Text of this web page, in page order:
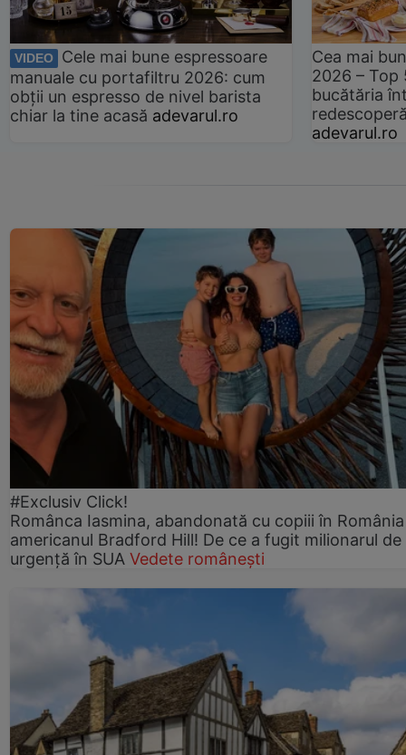
VIDEO
Cele mai bune espressoare
manuale cu portafiltru 2026: cum
obții un espresso de nivel barista
chiar la tine acasă adevarul.ro
Cea mai
2026 –
bucătăria
adevarul.ro
#Exclusiv Click!
Românca Iasmina, abandonată cu copiii în
americanul Bradford Hill! De ce a fugit milionarul de
urgență în SUA Vedete românești